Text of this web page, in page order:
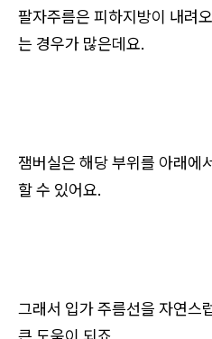
팔자주름은 피하지방이 내려
는 경우가 많은데요.
잼버실은 해당 부위를 아래에
할 수 있어요.
그래서 입가 주름선을 자연스